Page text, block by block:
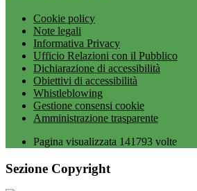
Cookie policy
Note legali
Informativa Privacy
Ufficio Relazioni con il Pubblico
Dichiarazione di accessibilità
Obiettivi di accessibilità
Whistleblowing
Gestione consensi cookie
Amministrazione trasparente
Pagina visualizzata 141793 volte
Sezione Copyright